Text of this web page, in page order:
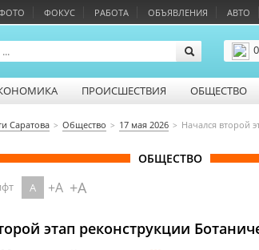
ФОКУС РАБОТА ОБЪЯВЛЕНИЯ АВТО
ПРОИСШЕСТВИЯ ОБЩЕСТВО
Саратова Общество 17 мая 2026 Начался второй
ОБЩЕСТВО
A +A +A
этап реконструкции